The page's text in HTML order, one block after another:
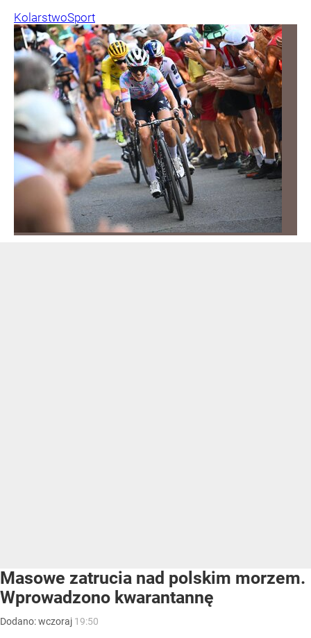
KolarstwoSport
Masowe zatrucia nad polskim morzem.
Wprowadzono kwarantannę
Dodano:wczoraj 19:50